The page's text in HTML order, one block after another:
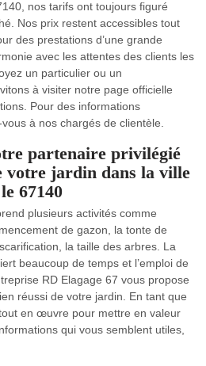
nos tarifs ont toujours figuré
Nos prix restent accessibles tout
des prestations d’une grande
avec les attentes des clients les
un particulier ou un
à visiter notre page officielle
Pour des informations
à nos chargés de clientèle.
partenaire privilégié
votre jardin dans la ville
67140
plusieurs activités comme
de gazon, la tonte de
la taille des arbres. La
beaucoup de temps et l’emploi de
RD Elagage 67 vous propose
réussi de votre jardin. En tant que
en œuvre pour mettre en valeur
qui vous semblent utiles,